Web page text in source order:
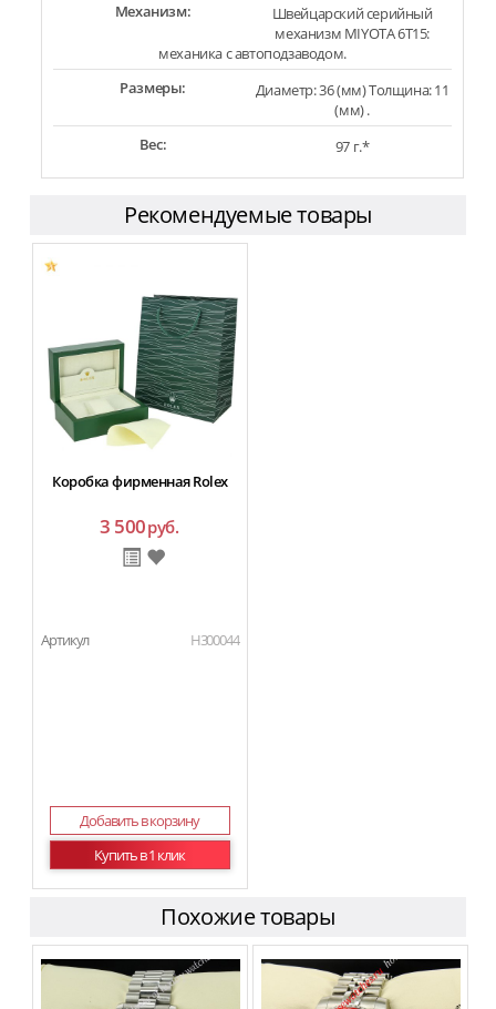
Механизм:
Швейцарский серийный
механизм MIYOTA 6T15:
механика с автоподзаводом.
Размеры:
Диаметр: 36 (мм) Толщина: 11
(мм) .
Вес:
97 г.*
Рекомендуемые товары
Коробка фирменная Rolex
3 500руб.
Артикул H300044
Добавить в корзину
Купить в 1 клик
Похожие товары